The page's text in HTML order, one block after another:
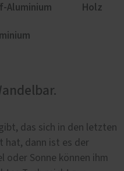
Aluminium
Holz
das sich in den letzten
hat, dann ist es der
oder Sonne können ihm
Stabil.
aus Kunststoff besser,
verkleidet
der
das seit
eingesetzt wird.
ist Holz ein
Beständig.
ergänzen wie Holz und
Herausragendes: Eine
hin modern erscheint